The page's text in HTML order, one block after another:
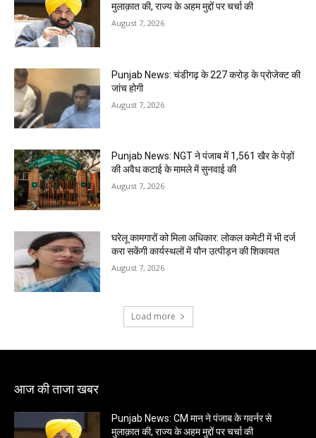
मुलाक़ात की, राज्य के अहम मुद्दों पर चर्चा की
August 7, 2026
Punjab News: चंडीगढ़ के ₹227 करोड़ के प्रोजेक्ट की
जांच होगी
August 7, 2026
Punjab News: NGT ने पंजाब में 1,561 खैर के पेड़ों
की अवैध कटाई के मामले में सुनवाई की
August 7, 2026
घरेलू कामगारों को मिला अधिकार: लोकल कमेटी में भी दर्ज
करा सकेंगी कार्यस्थलों में यौन उत्पीड़न की शिकायत
August 7, 2026
Load more
आज की ताजा खबर
Punjab News: CM मान ने पंजाब के गवर्नर से
मुलाक़ात की, राज्य के अहम मुद्दों पर चर्चा की